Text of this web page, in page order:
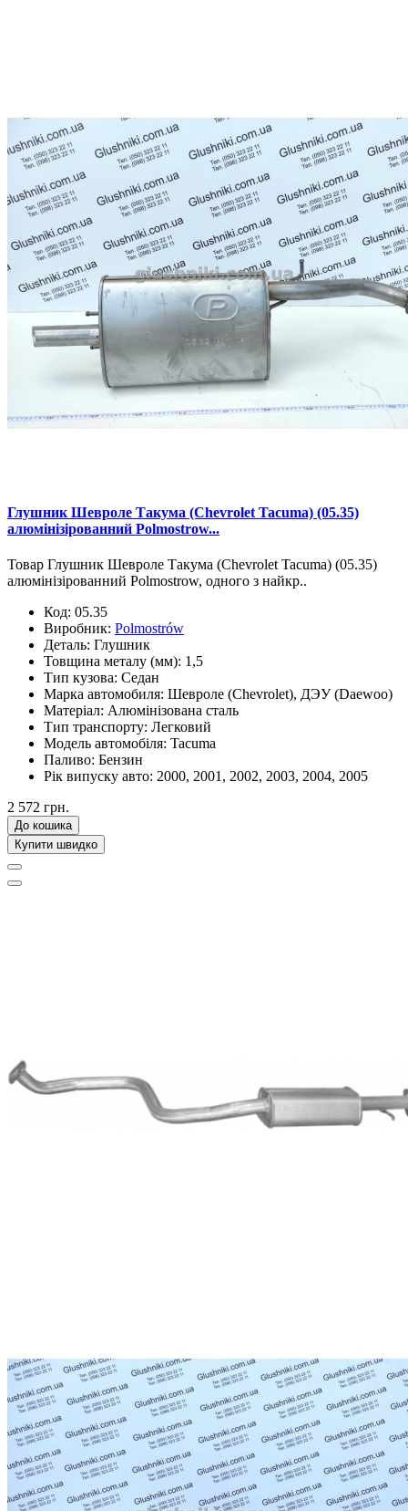
Глушник Шевроле Такума (Chevrolet Tacuma) (05.35)
алюмінізірованний Polmostrow...
Товар Глушник Шевроле Такума (Chevrolet Tacuma) (05.35)
алюмінізірованний Polmostrow, одного з найкр..
Код: 05.35
Виробник: Polmostrów
Деталь: Глушник
Товщина металу (мм): 1,5
Тип кузова: Седан
Марка автомобиля: Шевроле (Chevrolet), ДЭУ (Daewoo)
Матеріал: Алюмінізована сталь
Тип транспорту: Легковий
Модель автомобіля: Tacuma
Паливо: Бензин
Рік випуску авто: 2000, 2001, 2002, 2003, 2004, 2005
2 572 грн.
До кошика
Купити швидко